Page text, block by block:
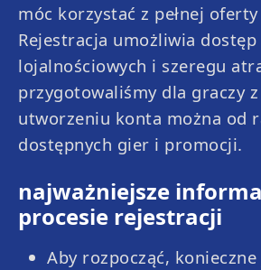
móc korzystać z pełnej
Rejestracja umożliwia
lojalnościowych i szeregu
przygotowaliśmy dla graczy
utworzeniu konta można od
dostępnych gier i promocji.
najważniejsze
procesie rejestracji
Aby rozpocząć,